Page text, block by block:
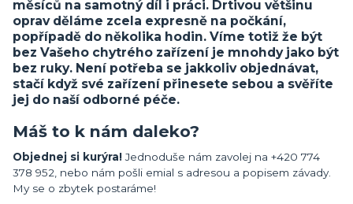
měsíců na samotný díl i práci. Drtivou většinu
oprav děláme zcela expresně na počkání,
popřípadě do několika hodin. Víme totiž že být
bez Vašeho chytrého zařízení je mnohdy jako být
bez ruky. Není potřeba se jakkoliv objednávat,
stačí když své zařízení přinesete sebou a svěříte
jej do naší odborné péče.
Máš to k nám daleko?
Objednej si kurýra!Jednoduše nám zavolej na +420 774
378 952, nebo nám pošli emial s adresou a popisem závady.
My se o zbytek postaráme!